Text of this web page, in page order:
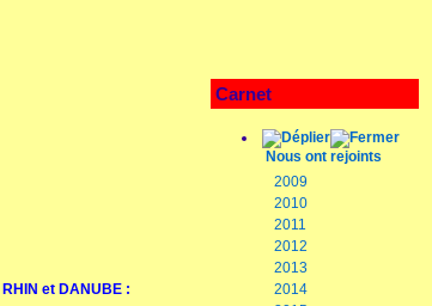
RHIN et DANUBE :
Carnet
Nous ont rejoints
2009
2010
2011
2012
2013
2014